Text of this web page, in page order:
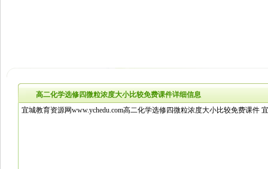
高二化学选修四微粒浓度大小比较免费课件详细信息
宜城教育资源网www.ychedu.com高二化学选修四微粒浓度大小比较免费课件